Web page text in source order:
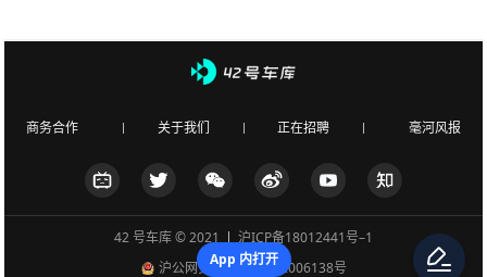
商务合作 关于我们 正在招聘 毫河风报
42 号车库 © 2021
沪ICP备18012441号–1
沪公网安备 31010502006138号
App 内打开